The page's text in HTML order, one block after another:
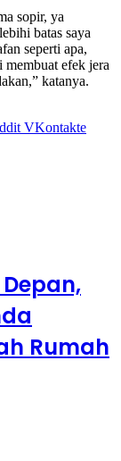
sopir, ya
batas saya
seperti apa,
efek jera
katanya.
VKontakte
Rumah